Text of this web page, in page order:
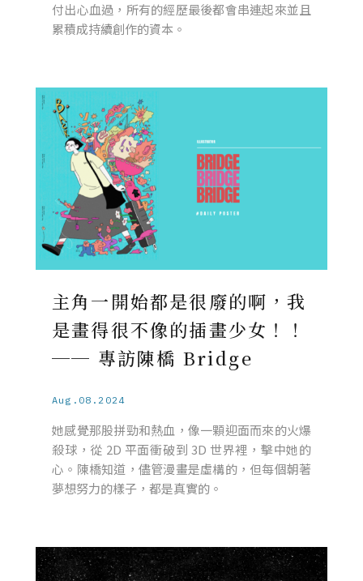
付出心血過，所有的經歷最後都會串連起來並且
累積成持續創作的資本。
主角一開始都是很廢的啊，我
是畫得很不像的插畫少女！！
── 專訪陳橋 Bridge
Aug.08.2024
她感覺那股拼勁和熱血，像一顆迎面而來的火爆
殺球，從 2D 平面衝破到 3D 世界裡，擊中她的
心。陳橋知道，儘管漫畫是虛構的，但每個朝著
夢想努力的樣子，都是真實的。